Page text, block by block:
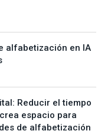
alfabetización en IA
Reducir el tiempo
espacio para
de alfabetización